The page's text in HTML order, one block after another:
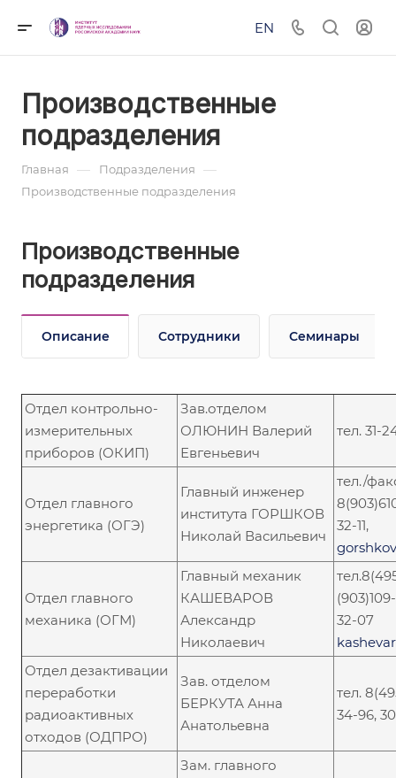
EN
Производственные
подразделения
Главная — Подразделения —
Производственные подразделения
Производственные
подразделения
Описание Сотрудники Семинары
Отдел контрольно-
измерительных
приборов (ОКИП)
Зав.отделом
ОЛЮНИН Валерий
Евгеньевич
тел. 31-
Отдел главного
энергетика (ОГЭ)
Главный инженер
института ГОРШКОВ
Николай Васильевич
тел./
32-11,
Отдел главного
механика (ОГМ)
Главный механик
КАШЕВАРОВ
Александр
Николаевич
32-07
Отдел дезактивации
переработки
радиоактивных
отходов (ОДПРО)
Зав. отделом
БЕРКУТА Анна
Анатольевна
тел.
34-96,
Зам. главного